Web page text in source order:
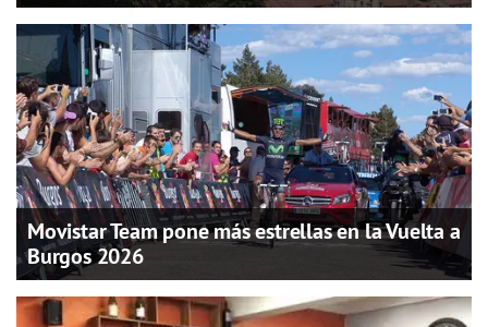
Movistar Team pone más estrellas en la Vuelta a
Burgos 2026